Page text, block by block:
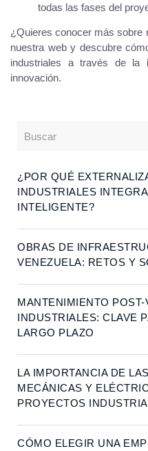
todas las fases del
¿Quieres conocer más sobre
nuestra web y descubre
industriales a través de la
innovación.
¿POR QUÉ
INDUSTRIALES
INTELIGENTE?
OBRAS DE
VENEZUELA: RETOS Y
MANTENIMIENTO
INDUSTRIALES: CLAVE
LARGO PLAZO
LA IMPORTANCIA DE
MECÁNICAS Y
PROYECTOS
CÓMO ELEGIR UNA